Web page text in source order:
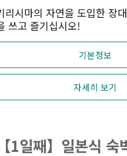
리시마의 자연을 도입한 장
쓰고 즐기십시오!
기본정보
자세히 보기
【1일째】일본식